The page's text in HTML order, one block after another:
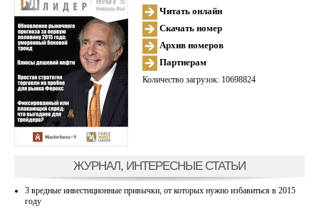
Читать онлайн
Скачать номер
Архив номеров
Партнерам
Количество загрузок: 10698824
ЖУРНАЛ, ИНТЕРЕСНЫЕ СТАТЬИ
3 вредные инвестиционные привычки, от которых нужно избавиться в 2015
году